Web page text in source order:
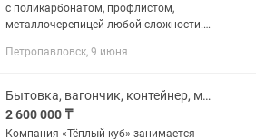
с поликарбонатом, профлистом,
металлочерепицей любой сложности.
Петропавловск, 9 июня
Бытовка, вагончик, контейнер, мобильный дом
2 600 000 ₸
Компания «Тёплый куб» занимается